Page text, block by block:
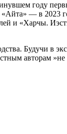
году
— в 2023
и «Харчы.
Будучи в
авторам